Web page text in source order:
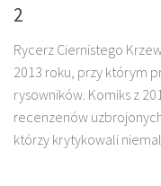
2
Rycerz Ciernistego
2013 roku, przy którym
rysowników. Komiks z
recenzenów
którzy krytykowali